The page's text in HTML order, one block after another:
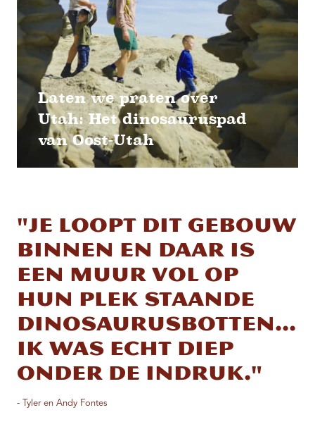
Laten we praten over
Utah: Het dinosauruspad
van Oost-Utah
"Je loopt dit gebouw
binnen en daar is
een muur vol op
hun plek staande
dinosaurusbotten...
Ik was echt diep
onder de indruk."
- Tyler en Andy Fontes